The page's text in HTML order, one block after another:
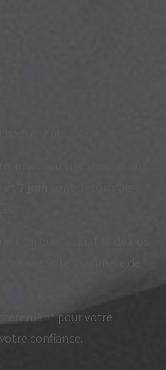
pour votre
confiance.